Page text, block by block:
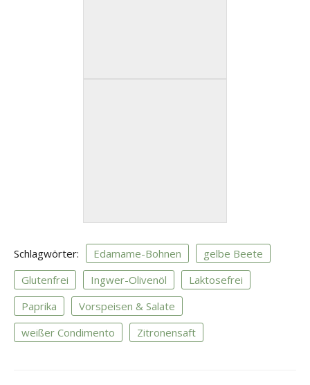
Schlagwörter: Edamame-Bohnen
gelbe Beete
Glutenfrei
Ingwer-Olivenöl
Laktosefrei
Paprika
Vorspeisen & Salate
weißer Condimento
Zitronensaft